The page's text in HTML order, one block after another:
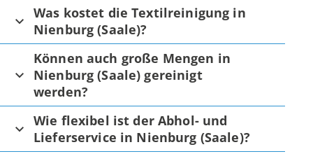
Was kostet die Textilreinigung in
Nienburg (Saale)?
Können auch große Mengen in
Nienburg (Saale) gereinigt
werden?
Wie flexibel ist der Abhol- und
Lieferservice in Nienburg (Saale)?